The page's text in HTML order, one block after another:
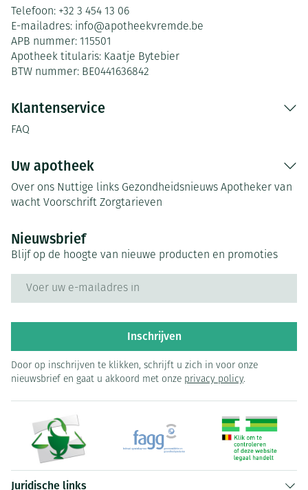
Telefoon: +32 3 454 13 06
E-mailadres: info@apotheekvremde.be
APB nummer: 115501
Apotheek titularis: Kaatje Bytebier
BTW nummer: BE0441636842
Klantenservice
FAQ
Uw apotheek
Over ons Nuttige links Gezondheidsnieuws Apotheker van
wacht Voorschrift Zorgtarieven
Nieuwsbrief
Blijf op de hoogte van nieuwe producten en promoties
Inschrijven
Door op inschrijven te klikken, schrijft u zich in voor onze
nieuwsbrief en gaat u akkoord met onze privacy policy.
Juridische links